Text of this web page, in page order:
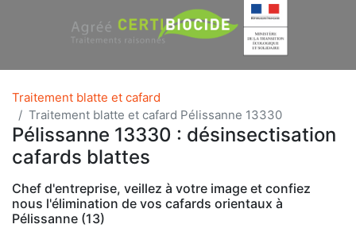
Traitement blatte et cafard
Traitement blatte et cafard Pélissanne 13330
Pélissanne 13330 : désinsectisation
cafards blattes
Chef d'entreprise, veillez à votre image et confiez
nous l'élimination de vos cafards orientaux à
Pélissanne (13)